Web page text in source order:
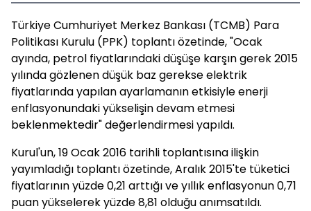
Türkiye Cumhuriyet Merkez Bankası (TCMB) Para
Politikası Kurulu (PPK) toplantı özetinde, "Ocak
ayında, petrol fiyatlarındaki düşüşe karşın gerek 2015
yılında gözlenen düşük baz gerekse elektrik
fiyatlarında yapılan ayarlamanın etkisiyle enerji
enflasyonundaki yükselişin devam etmesi
beklenmektedir" değerlendirmesi yapıldı.
Kurul'un, 19 Ocak 2016 tarihli toplantısına ilişkin
yayımladığı toplantı özetinde, Aralık 2015'te tüketici
fiyatlarının yüzde 0,21 arttığı ve yıllık enflasyonun 0,71
puan yükselerek yüzde 8,81 olduğu anımsatıldı.